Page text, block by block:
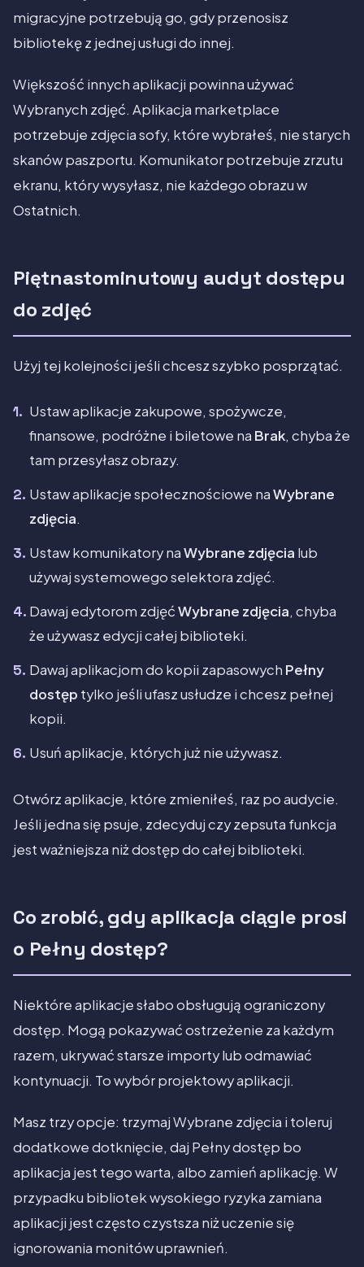
migracyjne potrzebują go, gdy przenosisz
bibliotekę z jednej usługi do innej.
Większość innych aplikacji powinna używać
Wybranych zdjęć. Aplikacja marketplace
potrzebuje zdjęcia sofy, które wybrałeś, nie starych
skanów paszportu. Komunikator potrzebuje zrzutu
ekranu, który wysyłasz, nie każdego obrazu w
Ostatnich.
Piętnastominutowy audyt dostępu
do zdjęć
Użyj tej kolejności jeśli chcesz szybko posprzątać.
Ustaw aplikacje zakupowe, spożywcze,
finansowe, podróżne i biletowe na Brak, chyba że
tam przesyłasz obrazy.
Ustaw aplikacje społecznościowe naWybrane
zdjęcia.
Ustaw komunikatory naWybrane zdjęcia lub
używaj systemowego selektora zdjęć.
Dawaj edytorom zdjęćWybrane zdjęcia, chyba
że używasz edycji całej biblioteki.
Dawaj aplikacjom do kopii zapasowych Pełny
dostęp tylko jeśli ufasz usłudze i chcesz pełnej
kopii.
Usuń aplikacje, których już nie używasz.
Otwórz aplikacje, które zmieniłeś, raz po audycie.
Jeśli jedna się psuje, zdecyduj czy zepsuta funkcja
jest ważniejsza niż dostęp do całej biblioteki.
Co zrobić, gdy aplikacja ciągle prosi
o Pełny dostęp?
Niektóre aplikacje słabo obsługują ograniczony
dostęp. Mogą pokazywać ostrzeżenie za każdym
razem, ukrywać starsze importy lub odmawiać
kontynuacji. To wybór projektowy aplikacji.
Masz trzy opcje: trzymaj Wybrane zdjęcia i toleruj
dodatkowe dotknięcie, daj Pełny dostęp bo
aplikacja jest tego warta, albo zamień aplikację. W
przypadku bibliotek wysokiego ryzyka zamiana
aplikacji jest często czystsza niż uczenie się
ignorowania monitów uprawnień.